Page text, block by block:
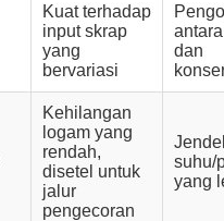
Kuat terhadap
input skrap
yang
bervariasi
dan
Kehilangan
logam yang
rendah,
disetel untuk
jalur
pengecoran
suhu/
yang